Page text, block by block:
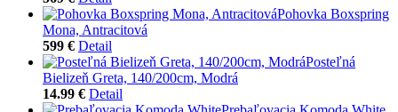
Pohovka Boxspring
Mona, Antracitová
599 € Detail
Posteľná
Bielizeň Greta, 140/200cm, Modrá
14.99 € Detail